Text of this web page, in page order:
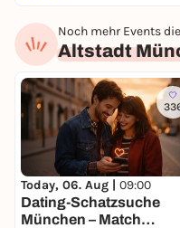
Noch mehr Events
Altstadt
Today, 06. Aug | 09:00
Dating-Schatzsuche
München – Match